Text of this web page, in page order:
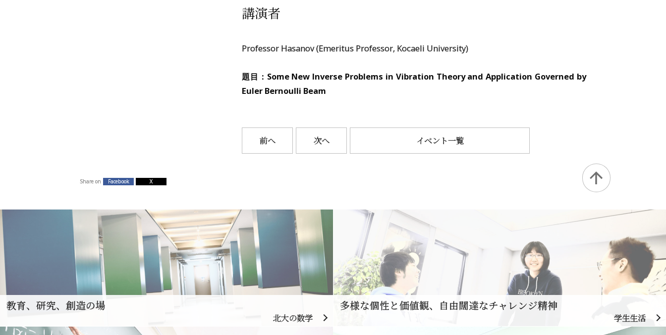
講演者
Professor Hasanov (Emeritus Professor, Kocaeli University)
題目：Some New Inverse Problems in Vibration Theory and Application Governed by
Euler Bernoulli Beam
前へ 次へ イベント一覧
Share on Facebook X
教育、研究、創造の場
北大の数学
多様な個性と価値観、自由闊達なチャレンジ精神
学生生活